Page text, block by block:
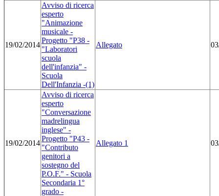
19/02/2014
Avviso di ricerca
esperto
"Animazione
musicale -
Progetto "P38 -
"Laboratori
scuola
dell'infanzia" -
Scuola
Dell'Infanzia -(1)
Allegato
19/02/2014
Avviso di ricerca
esperto
"Conversazione
madrelingua
inglese" -
Progetto "P43 -
"Contributo
genitori a
sostegno del
P.O.F." - Scuola
Secondaria 1°
grado -
Allegato 1